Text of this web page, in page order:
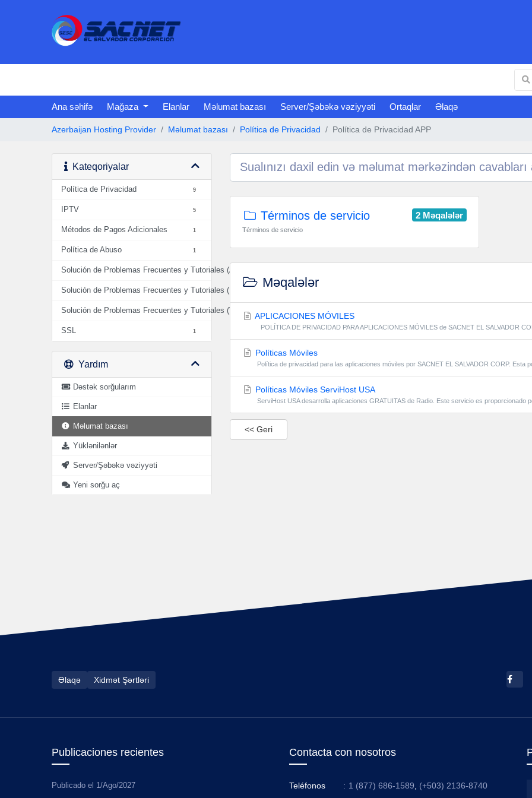
Ana səhifə Mağaza Elanlar Məlumat bazası Server/Şəbəkə vəziyyəti Ortaqlar Əlaqə
Azerbaijan Hosting Provider Məlumat bazası Política de Privacidad Política de Privacidad APP
Kateqoriyalar
Política de Privacidad 9
IPTV 5
Métodos de Pagos Adicionales 1
Política de Abuso 1
Solución de Problemas Frecuentes y Tutoriales (AUDIO)
Solución de Problemas Frecuentes y Tutoriales (HOSTING WEB)
Solución de Problemas Frecuentes y Tutoriales (VIDEO)
SSL 1
Yardım
Dəstək sorğularım
Elanlar
Məlumat bazası
Yüklənilənlər
Server/Şəbəkə vəziyyəti
Yeni sorğu aç
2 Məqalələr
Términos de servicio
Términos de servicio
Məqalələr
APLICACIONES MÓVILES
POLÍTICA DE PRIVACIDAD PARA APLICACIONES MÓVILES de SACNET EL SALVADOR
Políticas Móviles
Política de privacidad para las aplicaciones móviles por SACNET EL SALVADOR CORP. Esta
Políticas Móviles ServiHost USA
ServiHost USA desarrolla aplicaciones GRATUITAS de Radio. Este servicio es proporcionado
<< Geri
Əlaqə Xidmət Şərtləri
Publicaciones recientes
Publicado el 1/Ago/2027
Contacta con nosotros
Teléfonos : 1 (877) 686-1589 (+503) 2136-8740